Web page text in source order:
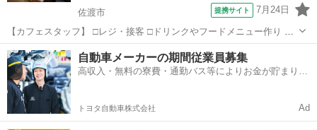
佐渡市
提携サイト 7月24日
【カフェスタッフ】 □レジ・接客 □ドリンクやフードメニュー作り □
清掃 など ★週3日～シフト相談OK！ ★アドバイザー資格の取得も
可能です！ アルバイト,パート ◎マイカー通勤OK ◎駐車場完備 ◎
交通費規定...
新潟 佐渡市 ホールスタッフ
自動車メーカーの期間従業員募集
高収入・無料の寮費・通勤バス等によりお金が貯まりや
トヨタ自動車株式会社 Ad